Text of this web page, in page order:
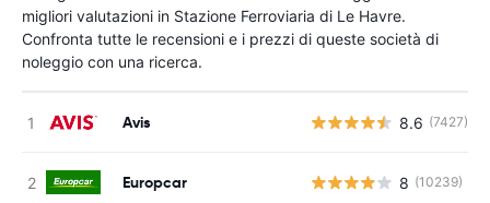
migliori valutazioni in Stazione Ferroviaria di Le Havre.
Confronta tutte le recensioni e i prezzi di queste società di
noleggio con una ricerca.
Avis 8.6 (7427)
Europcar 8 (10239)